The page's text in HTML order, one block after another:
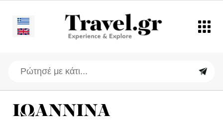
ΙΩΑΝΝΙΝΑ